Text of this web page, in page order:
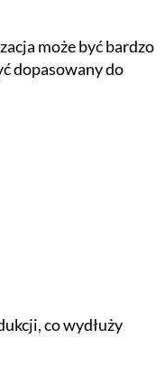
może być bardzo
dopasowany do
co wydłuży